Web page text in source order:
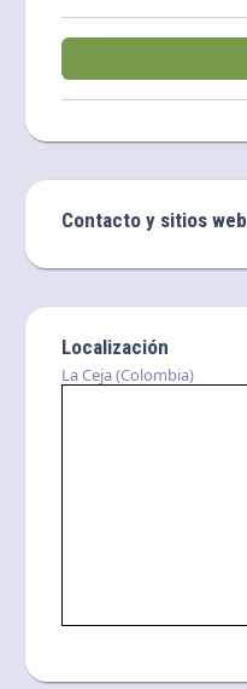
Contacto y sitios web
Localización
La Ceja (Colombia)